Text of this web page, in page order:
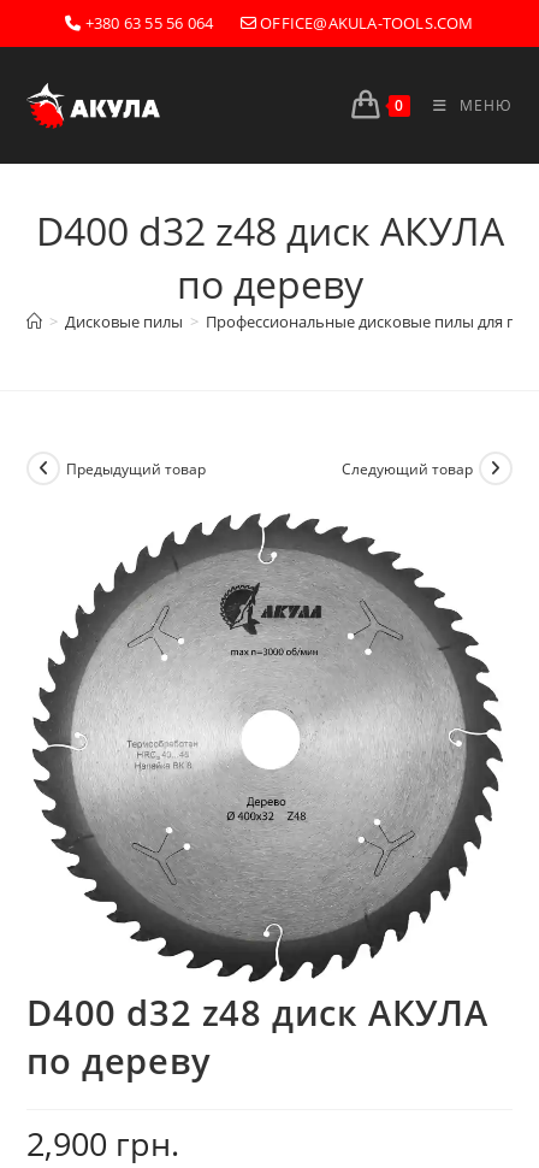
Перейти
к
+380 63 55 56 064 OFFICE@AKULA-TOOLS.COM
0 МЕНЮ
D400 d32 z48 диск АКУЛА
по дереву
> Дисковые пилы > Профессиональные дисковые пилы для
Предыдущий товар Следующий товар
D400 d32 z48 диск АКУЛА
по дереву
2,900 грн.